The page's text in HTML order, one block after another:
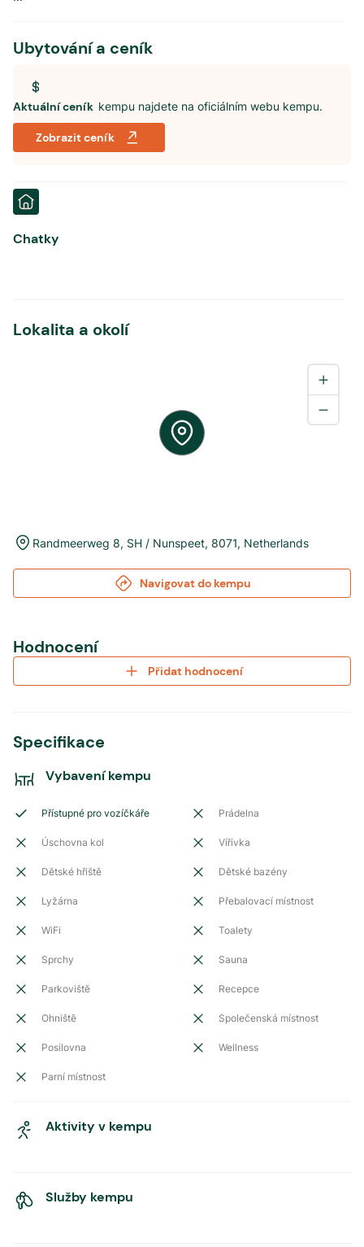
Ubytování a ceník
Aktuální ceník kempu najdete na oficiálním webu kempu.
Zobrazit ceník
Chatky
Lokalita a okolí
Randmeerweg 8, SH / Nunspeet, 8071, Netherlands
Navigovat do kempu
Hodnocení
Přidat hodnocení
Specifikace
Vybavení kempu
Přístupné pro vozíčkáře Prádelna
Úschovna kol Vířivka
Dětské hřiště Dětské bazény
Lyžárna Přebalovací místnost
WiFi Toalety
Sprchy Sauna
Parkoviště Recepce
Ohniště Společenská místnost
Posilovna Wellness
Parní místnost
Aktivity v kempu
Služby kempu